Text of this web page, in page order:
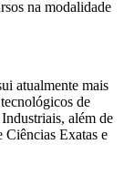
na modalidade
atualmente mais
de
além de
Ciências Exatas e